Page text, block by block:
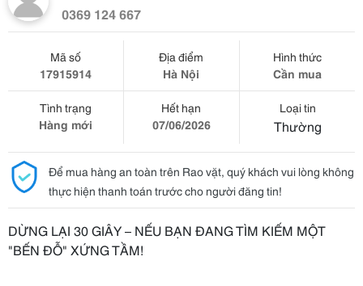
0369 124 667
Mã số
17915914
Địa điểm
Hà Nội
Hình thức
Cần mua
Tình trạng
Hàng mới
Hết hạn
07/06/2026
Loại tin
Thường
Để mua hàng an toàn trên Rao vặt, quý khách vui lòng không
thực hiện thanh toán trước cho người đăng tin!
DỪNG LẠI 30 GIÂY – NẾU BẠN ĐANG TÌM KIẾM MỘT
"BẾN ĐỖ" XỨNG TẦM!